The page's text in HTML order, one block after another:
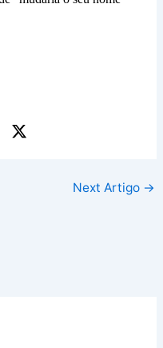
Next Artigo →